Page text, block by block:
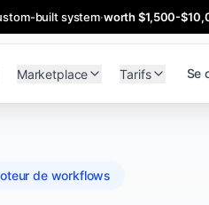
built system·worth $1,500-
Marketplace Tarifs Se
de workflows